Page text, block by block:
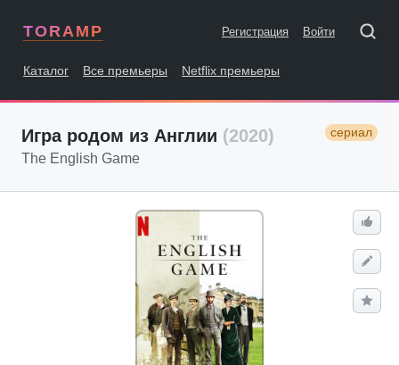
TORAMP Регистрация Войти
Каталог Все премьеры Netflix премьеры
Игра родом из Англии (2020) сериал
The English Game